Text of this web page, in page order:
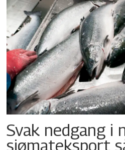
Svak nedgang i
sjømateksport